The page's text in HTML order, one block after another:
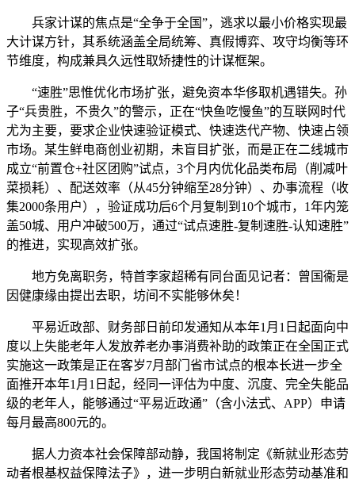
兵家计谋的焦点是“全争于全国”，逃求以最小价格实现最
大计谋方针，其系统涵盖全局统筹、真假博弈、攻守均衡等环
节维度，构成兼具久远性取矫捷性的计谋框架。
“速胜”思惟优化市场扩张，避免资本华侈取机遇错失。孙
子“兵贵胜，不贵久”的警示，正在“快鱼吃慢鱼”的互联网时代
尤为主要，要求企业快速验证模式、快速迭代产物、快速占领
市场。某生鲜电商创业初期，未盲目扩张，而是正在二线城市
成立“前置仓+社区团购”试点，3个月内优化品类布局（削减叶
菜损耗）、配送效率（从45分钟缩至28分钟）、办事流程（收
集2000条用户），验证成功后6个月复制到10个城市，1年内笼
盖50城、用户冲破500万，通过“试点速胜-复制速胜-认知速胜”
的推进，实现高效扩张。
地方免离职务，特首李家超稀有同台面见记者：曾国衞是
因健康缘由提出去职，坊间不实能够休矣！
平易近政部、财务部日前印发通知从本年1月1日起面向中
度以上失能老年人发放养老办事消费补助的政策正在全国正式
实施这一政策是正在客岁7月部门省市试点的根本长进一步全
面推开本年1月1日起，经同一评估为中度、沉度、完全失能品
级的老年人，能够通过“平易近政通”（含小法式、APP）申请
每月最高800元的。
据人力资本社会保障部动静，我国将制定《新就业形态劳
动者根基权益保障法子》，进一步明白新就业形态劳动基准和